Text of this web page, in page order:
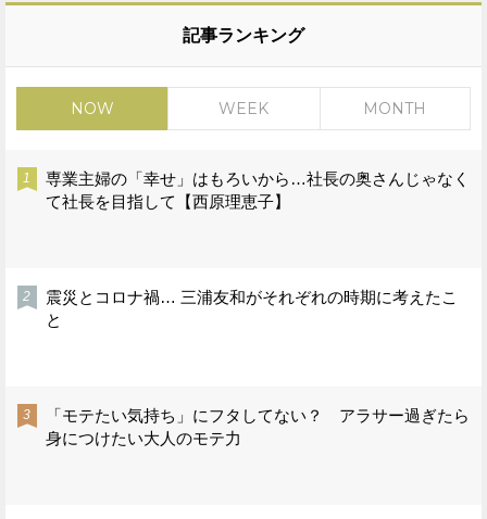
記事ランキング
NOW WEEK MONTH
専業主婦の「幸せ」はもろいから…社長の奥さんじゃなく
て社長を目指して【西原理恵子】
震災とコロナ禍… 三浦友和がそれぞれの時期に考えたこ
と
「モテたい気持ち」にフタしてない？ アラサー過ぎたら
身につけたい大人のモテ力